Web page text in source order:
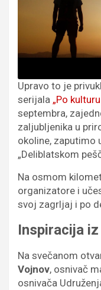
Upravo to je
serijala „Po
septembra,
zaljubljenika u
okoline, zaputimo
„Deliblatskom
Na osmom
organizatore i
svoj zagrljaj i po
Inspiracija
Na svečanom
Vojnov, osnivač
osnivača